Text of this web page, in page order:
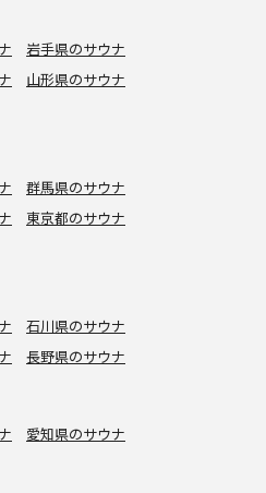
岩手県のサウナ
山形県のサウナ
群馬県のサウナ
東京都のサウナ
石川県のサウナ
長野県のサウナ
愛知県のサウナ